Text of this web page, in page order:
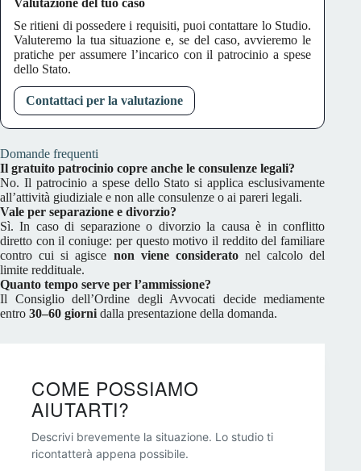
Valutazione del tuo caso
Se ritieni di possedere i requisiti, puoi contattare lo Studio.
Valuteremo la tua situazione e, se del caso, avvieremo le
pratiche per assumere l’incarico con il patrocinio a spese
dello Stato.
Contattaci per la valutazione
Domande frequenti
Il gratuito patrocinio copre anche le consulenze legali?
No. Il patrocinio a spese dello Stato si applica esclusivamente
all’attività giudiziale e non alle consulenze o ai pareri legali.
Vale per separazione e divorzio?
Sì. In caso di separazione o divorzio la causa è in conflitto
diretto con il coniuge: per questo motivo il reddito del familiare
contro cui si agisce non viene consideratonel calcolo del
limite reddituale.
Quanto tempo serve per l’ammissione?
Il Consiglio dell’Ordine degli Avvocati decide mediamente
entro 30–60 giorni dalla presentazione della domanda.
COME POSSIAMO
AIUTARTI?
Descrivi brevemente la situazione. Lo studio ti
ricontatterà appena possibile.